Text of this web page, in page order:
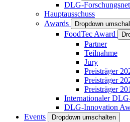
DLG-
Hauptausschuss
Awards
Dropdown
FoodTec Award
Partner
Teilnahme
Jury
Preisträger
Preisträger
Preisträger
Internationaler
DLG-Innovation
Events
Dropdown umschalten